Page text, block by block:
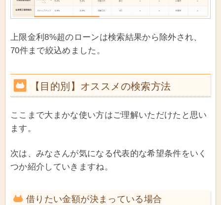
上限金利8%超のローンは検索結果から除外され、
70件まで絞込めました。
【目的別】オススメの検索方法
ここまで大まかな使い方はご理解いただけたと思い
ます。
次は、みなさんが気になる代表的な希望条件をいく
つか紹介していきますね。
借りたい金額が決まっている場合